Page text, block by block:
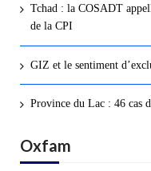
Tchad : la COSADT
de la CPI
GIZ et le sentiment
Province du Lac : 46 cas
Oxfam